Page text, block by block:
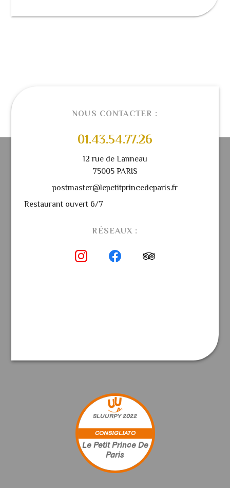
NOUS CONTACTER :
01.43.54.77.26
12 rue de Lanneau
75005 PARIS
postmaster@lepetitprincedeparis.fr
Restaurant ouvert 6/7
RÉSEAUX :
SLUURPY2022
CONSIGLIATO
Le Petit Prince De
Paris